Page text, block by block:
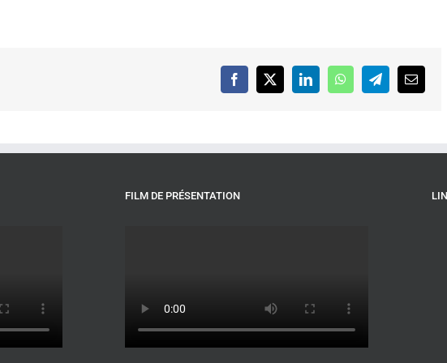
Facebook
X LinkedInWhatsAppTelegramEmail
FILM DE PRÉSENTATION